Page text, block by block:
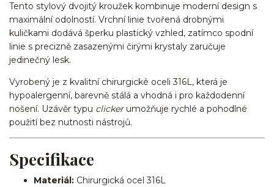
Tento stylový dvojitý kroužek kombinuje moderní design s
maximální odolností. Vrchní linie tvořená drobnými
kuličkami dodává šperku plastický vzhled, zatímco spodní
linie s precizně zasazenými čirými krystaly zaručuje
jedinečný lesk.
Vyrobený je z kvalitní chirurgické oceli 316L, která je
hypoalergenní, barevně stálá a vhodná i pro každodenní
nošení. Uzávěr typu clickerumožňuje rychlé a pohodlné
použití bez nutnosti nástrojů.
Specifikace
Materiál: Chirurgická ocel 316L